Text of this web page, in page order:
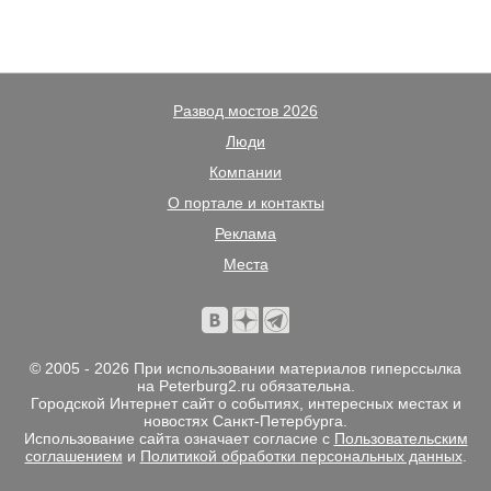
Развод мостов 2026
Люди
Компании
О портале и контакты
Реклама
Места
© 2005 - 2026 При использовании материалов гиперссылка
на Peterburg2.ru обязательна.
Городской Интернет сайт о событиях, интересных местах и
новостях Санкт-Петербурга.
Использование сайта означает согласие с Пользовательским
соглашением и Политикой обработки персональных данных.